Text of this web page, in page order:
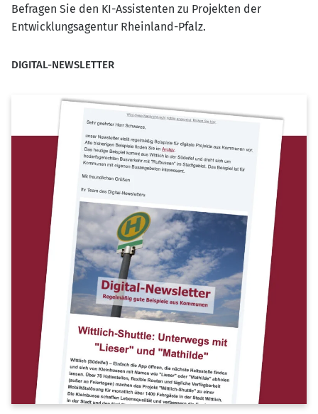
Befragen Sie den KI-Assistenten zu Projekten der
Entwicklungsagentur Rheinland-Pfalz.
DIGITAL-NEWSLETTER